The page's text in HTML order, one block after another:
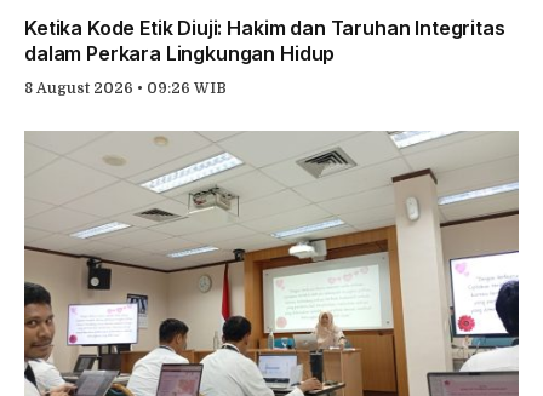
Ketika Kode Etik Diuji: Hakim dan Taruhan Integritas
dalam Perkara Lingkungan Hidup
8 August 2026 • 09:26 WIB